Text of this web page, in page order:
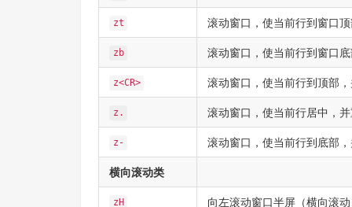
zt 滚动窗口，使当前行到窗口
zb 滚动窗口，使当前行到窗口
z<CR> 滚动窗口，使当前行到顶部
z. 滚动窗口，使当前行居中，
z- 滚动窗口，使当前行到底部
横向滚动类
zH 向左滚动窗口半屏（横向滚